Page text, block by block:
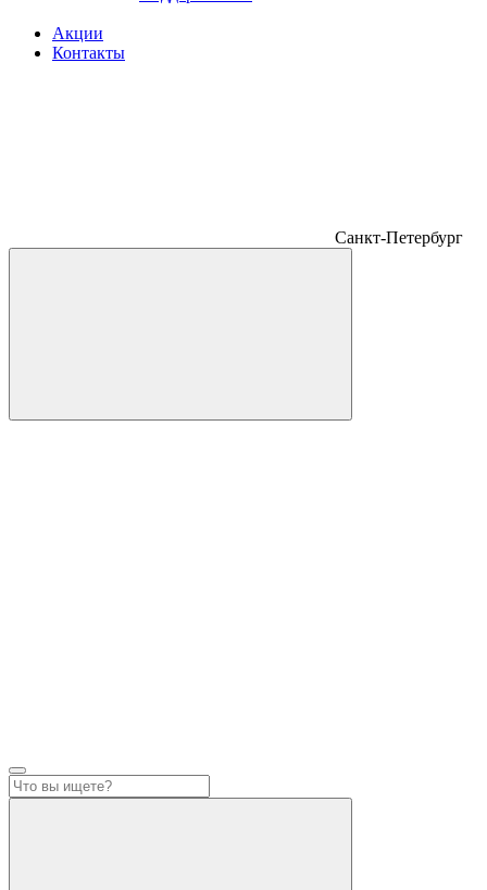
Акции
Контакты
Санкт-Петербург